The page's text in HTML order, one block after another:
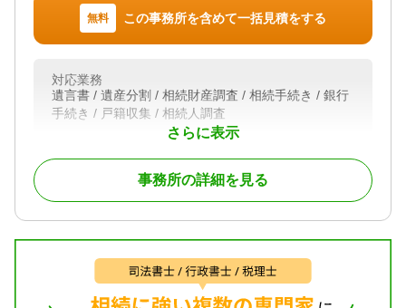
無料 この事務所を含めて一括見積をする
さらに表示
対応業務
遺言書 / 遺産分割 / 相続財産調査 / 相続手続き / 銀行
手続き / 戸籍収集 / 相続人調査
初回相談無料
事務所の詳細を見る